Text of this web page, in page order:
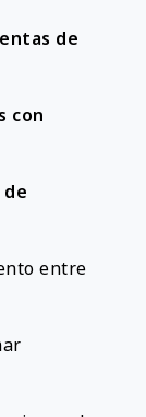
de
con
de
entre